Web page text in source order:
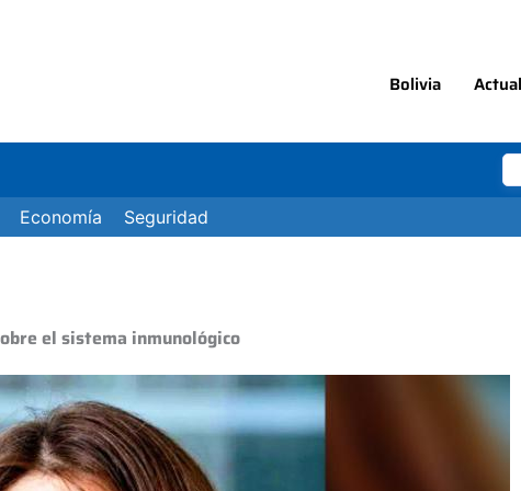
Bolivia
Economía Seguridad
el sistema inmunológico